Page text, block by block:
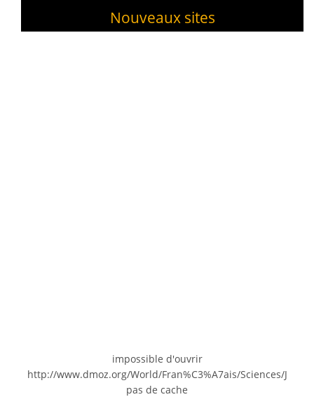
Nouveaux sites
impossible d'ouvrir
http://www.dmoz.org/World/Fran%C3%A7ais/Sciences/J
pas de cache